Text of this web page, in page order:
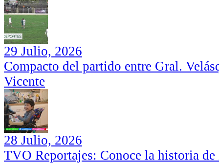
29 Julio, 2026
Compacto del partido entre Gral.
Vicente
28 Julio, 2026
TVO Reportajes: Conoce la historia